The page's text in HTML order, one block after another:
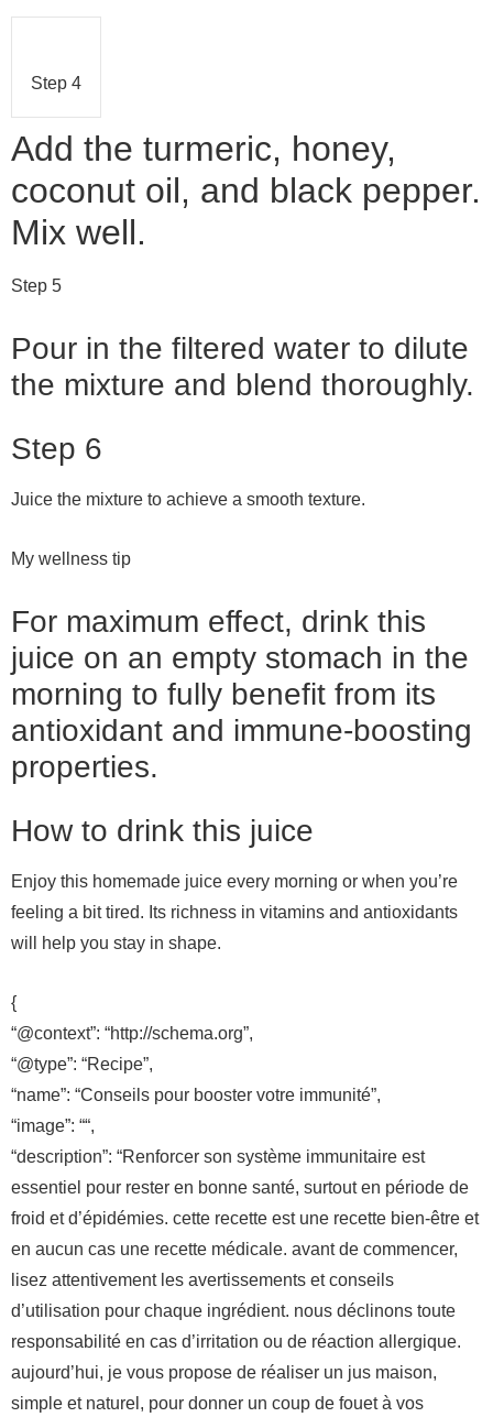
Step 4
Add the turmeric, honey,
coconut oil, and black pepper.
Mix well.
Step 5
Pour in the filtered water to dilute
the mixture and blend thoroughly.
Step 6
Juice the mixture to achieve a smooth texture.
My wellness tip
For maximum effect, drink this
juice on an empty stomach in the
morning to fully benefit from its
antioxidant and immune-boosting
properties.
How to drink this juice
Enjoy this homemade juice every morning or when you’re
feeling a bit tired. Its richness in vitamins and antioxidants
will help you stay in shape.
{
“@context”: “http://schema.org”,
“@type”: “Recipe”,
“name”: “Conseils pour booster votre immunité”,
“image”: ““,
“description”: “Renforcer son système immunitaire est
essentiel pour rester en bonne santé, surtout en période de
froid et d’épidémies. cette recette est une recette bien-être et
en aucun cas une recette médicale. avant de commencer,
lisez attentivement les avertissements et conseils
d’utilisation pour chaque ingrédient. nous déclinons toute
responsabilité en cas d’irritation ou de réaction allergique.
aujourd’hui, je vous propose de réaliser un jus maison,
simple et naturel, pour donner un coup de fouet à vos